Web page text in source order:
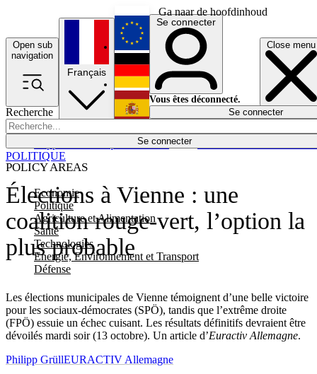
Ga naar de hoofdinhoud
Open sub
navigation
Close menu
Recherche
Se connecter
POLICY AREAS
Economie
Politique
Agriculture et Alimentation
Santé
Technologies
Energie, Environnement et Transport
Défense
Économie
Français
English
Deutsch
Español
Se connecter
Vous êtes déconnecté.
Se connecter
Élections à Vienne : une
coalition rouge-vert, l’option la
plus probable
Les élections municipales de Vienne témoignent d’une belle victoire
pour les sociaux-démocrates (SPÖ), tandis que l’extrême droite
(FPÖ) essuie un échec cuisant. Les résultats définitifs devraient être
dévoilés mardi soir (13 octobre). Un article d’Euractiv Allemagne.
POLITIQUE
Philipp GrüllEURACTIV Allemagne